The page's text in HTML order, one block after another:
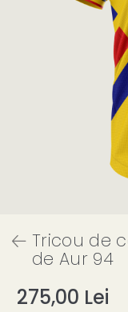
Tricou de
de Aur 94
275,00 Lei